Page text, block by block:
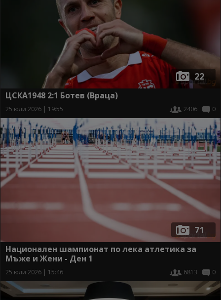
22
ЦСКА1948 2:1 Ботев (Враца)
25 юли 2026 | 19:55 2406 0
71
Национален шампионат по лека атлетика за
Мъже и Жени - Ден 1
25 юли 2026 | 15:46 6813 0